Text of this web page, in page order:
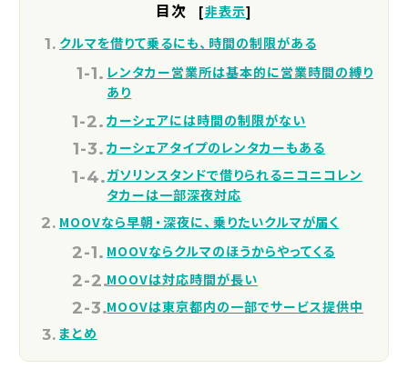
目次 [非表示]
クルマを借りて乗るにも、時間の制限がある
レンタカー営業所は基本的に営業時間の縛り
あり
カーシェアには時間の制限がない
カーシェアタイプのレンタカーもある
ガソリンスタンドで借りられるニコニコレン
タカーは一部深夜対応
MOOVなら早朝・深夜に、乗りたいクルマが届く
MOOVならクルマのほうからやってくる
MOOVは対応時間が長い
MOOVは東京都内の一部でサービス提供中
まとめ